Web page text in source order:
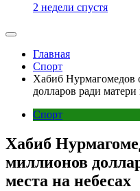
2 недели спустя
Главная
Спорт
Хабиб Нурмагомедов
долларов ради матери
Спорт
Хабиб
миллионов
места на небесах